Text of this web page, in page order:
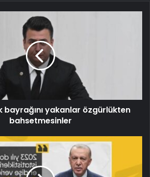
bayrağını yakanlar özgürlükten
bahsetmesinler